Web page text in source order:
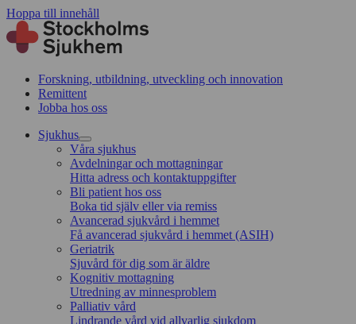
Hoppa till innehåll
Forskning, utbildning, utveckling och innovation
Remittent
Jobba hos oss
Sjukhus
Våra sjukhus
Avdelningar och mottagningar
Hitta adress och kontaktuppgifter
Bli patient hos oss
Boka tid själv eller via remiss
Avancerad sjukvård i hemmet
Få avancerad sjukvård i hemmet (ASIH)
Geriatrik
Sjuvård för dig som är äldre
Kognitiv mottagning
Utredning av minnesproblem
Palliativ vård
Lindrande vård vid allvarlig sjukdom